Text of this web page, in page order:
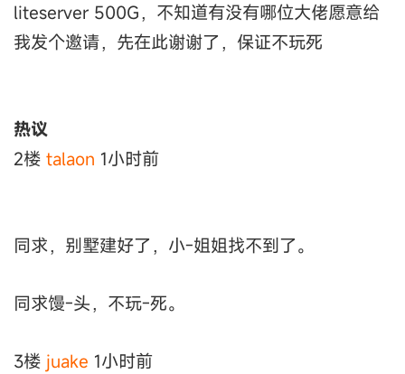
liteserver 500G，不知道有没有哪位大佬愿意给
我发个邀请，先在此谢谢了，保证不玩死
热议
2楼 talaon 1小时前
同求，别墅建好了，小-姐姐找不到了。
同求馒-头，不玩-死。
3楼 juake 1小时前